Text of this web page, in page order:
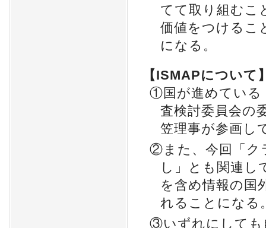
てて取り組むこ
価値をつけるこ
になる。
【ISMAPについて
①国が進めている
査検討委員会の
笠理事が参画し
②また、今回「ク
し」とも関連し
を含め情報の国
れることになる
③いずれにしても